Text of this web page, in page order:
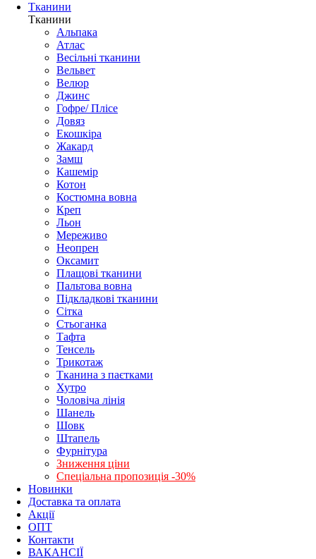
Тканини
Тканини
Альпака
Атлас
Весільні тканини
Вельвет
Велюр
Джинс
Гофре/ Плісе
Довяз
Екошкіра
Жакард
Замш
Кашемір
Котон
Костюмна вовна
Креп
Льон
Мереживо
Неопрен
Оксамит
Плащові тканини
Пальтова вовна
Підкладкові тканини
Сітка
Стьоганка
Тафта
Тенсель
Трикотаж
Тканина з паєтками
Хутро
Чоловіча лінія
Шанель
Шовк
Штапель
Фурнітура
Зниження ціни
Спеціальна пропозиція -30%
Новинки
Доставка та оплата
Акції
ОПТ
Контакти
ВАКАНСІЇ